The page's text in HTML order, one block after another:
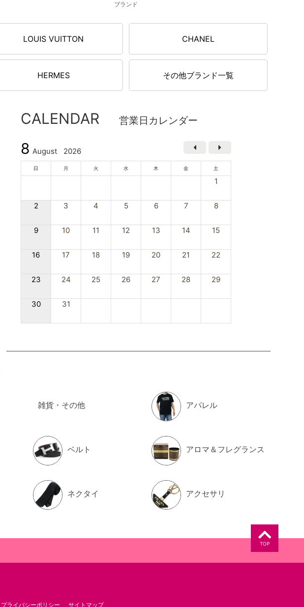
ブランド
LOUIS VUITTON CHANEL
HERMES その他ブランド一覧
CALENDAR 営業日カレンダー
8 August 2026
日 月 火 水 木 金 土
1
2 3 4 5 6 7 8
9 10 11 12 13 14 15
16 17 18 19 20 21 22
23 24 25 26 27 28 29
30 31
雑貨・その他 アパレル
ベルト アロマ＆フレグランス
ネクタイ アクセサリ
TOP
プライバシーポリシー サイトマップ